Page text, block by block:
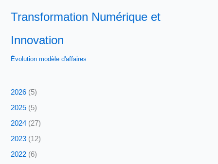
Transformation Numérique et
Innovation
Évolution modèle d'affaires
2026 (5)
2025 (5)
2024 (27)
2023 (12)
2022 (6)